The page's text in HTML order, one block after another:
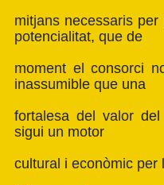
mitjans necessaris
potencialitat, que de
moment el consorci
inassumible que una
fortalesa del valor
sigui un motor
cultural i econòmic per